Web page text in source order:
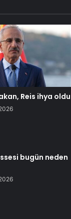
Reis ihya oldu
bugün neden